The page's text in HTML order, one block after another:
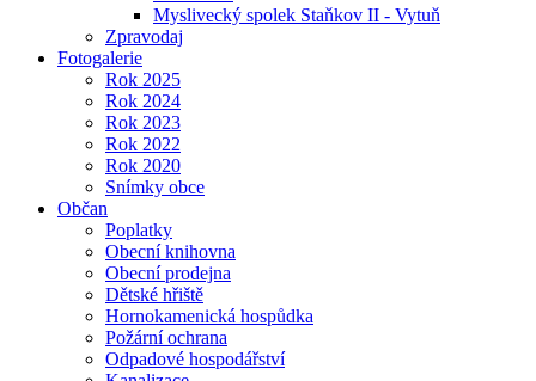
Myslivecký spolek Staňkov II - Vytuň
Zpravodaj
Fotogalerie
Rok 2025
Rok 2024
Rok 2023
Rok 2022
Rok 2020
Snímky obce
Občan
Poplatky
Obecní knihovna
Obecní prodejna
Dětské hřiště
Hornokamenická hospůdka
Požární ochrana
Odpadové hospodářství